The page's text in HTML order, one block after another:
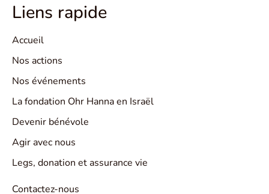
Liens rapide
Accueil
Nos actions
Nos événements
La fondation Ohr Hanna en Israël
Devenir bénévole
Agir avec nous
Legs, donation et assurance vie
Contactez-nous